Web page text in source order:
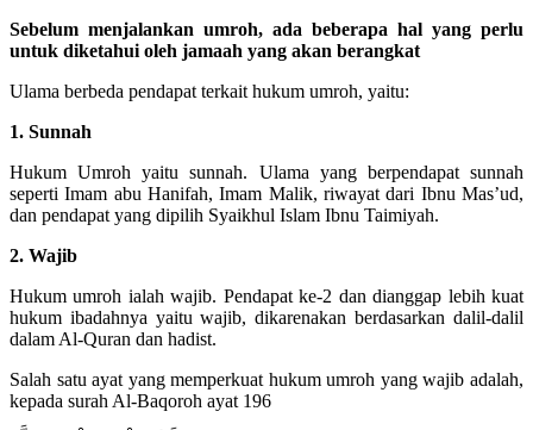
Sebelum menjalankan umroh, ada beberapa hal yang perlu
untuk diketahui oleh jamaah yang akan berangkat
Ulama berbeda pendapat terkait hukum umroh, yaitu:
1. Sunnah
Hukum Umroh yaitu sunnah. Ulama yang berpendapat sunnah
seperti Imam abu Hanifah, Imam Malik, riwayat dari Ibnu Mas’ud,
dan pendapat yang dipilih Syaikhul Islam Ibnu Taimiyah.
2. Wajib
Hukum umroh ialah wajib. Pendapat ke-2 dan dianggap lebih kuat
hukum ibadahnya yaitu wajib, dikarenakan berdasarkan dalil-dalil
dalam Al-Quran dan hadist.
Salah satu ayat yang memperkuat hukum umroh yang wajib adalah,
kepada surah Al-Baqoroh ayat 196